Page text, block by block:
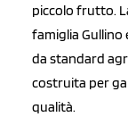
piccolo frutto.
famiglia
da standard
costruita per
qualità.